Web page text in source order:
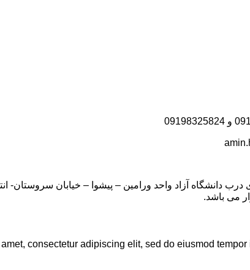
می باشد.
consectetur adipiscing elit, sed do eiusmod